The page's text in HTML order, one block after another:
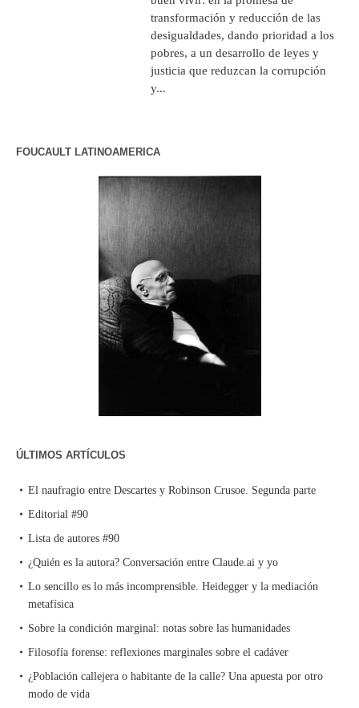
transformación y reducción de las
desigualdades, dando prioridad a los
pobres, a un desarrollo de leyes y
justicia que reduzcan la corrupción
y...
FOUCAULT LATINOAMERICA
ÚLTIMOS ARTÍCULOS
El naufragio entre Descartes y Robinson Crusoe. Segunda parte
Editorial #90
Lista de autores #90
¿Quién es la autora? Conversación entre Claude.ai y yo
Lo sencillo es lo más incomprensible. Heidegger y la mediación
metafísica
Sobre la condición marginal: notas sobre las humanidades
Filosofía forense: reflexiones marginales sobre el cadáver
¿Población callejera o habitante de la calle? Una apuesta por otro
modo de vida